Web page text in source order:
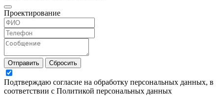
Проектирование
Отправить Сбросить
Подтверждаю согласие на обработку персональных данных, в
соответствии с Политикой персональных данных